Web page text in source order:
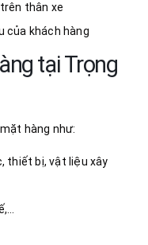
thân xe
của khách hàng
tại Trọng
hàng như:
thiết bị, vật liệu xây